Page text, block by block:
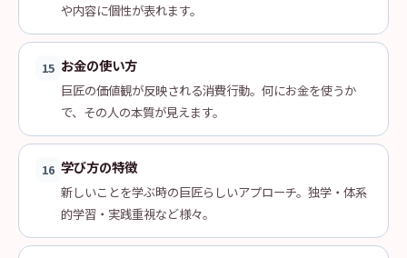
や内容に個性が表れます。
15 お金の使い方
巨匠の価値観が反映される消費行動。何にお金を使うか
で、その人の本質が見えます。
16 学び方の特徴
新しいことを学ぶ時の巨匠らしいアプローチ。独学・体系
的学習・実践重視など様々。